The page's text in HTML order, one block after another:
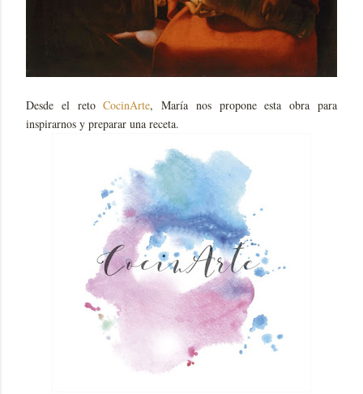
Desde el retoCocinArte, María nos propone esta obra para
inspirarnos y preparar una receta.